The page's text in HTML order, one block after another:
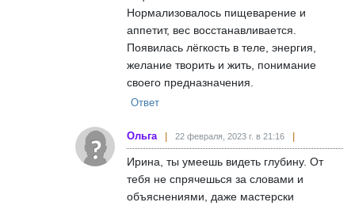
Нормализовалось пищеварение и
аппетит, вес восстанавливается.
Появилась лёгкость в теле, энергия,
желание творить и жить, понимание
своего предназначения.
Ответ
Ольга 22 февраля, 2023 г. в 21:16
Ирина, ты умеешь видеть глубину. От
тебя не спрячешься за словами и
объяснениями, даже мастерски